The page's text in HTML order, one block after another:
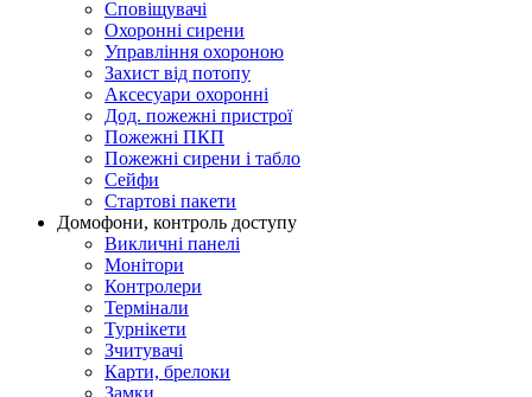
Сповіщувачі
Охоронні сирени
Управління охороною
Захист від потопу
Аксесуари охоронні
Дод. пожежні пристрої
Пожежні ПКП
Пожежні сирени і табло
Сейфи
Стартові пакети
Домофони, контроль доступу
Викличні панелі
Монітори
Контролери
Термінали
Турнікети
Зчитувачі
Карти, брелоки
Замки